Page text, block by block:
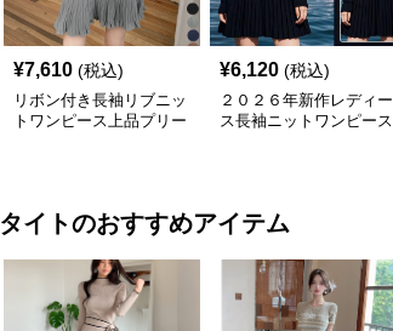
¥7,610 (税込)
リボン付き長袖リブニッ
トワンピース上品プリー
¥6,120 (税込)
２０２６年新作レディー
ス長袖ニットワンピース
タイトのおすすめアイテム